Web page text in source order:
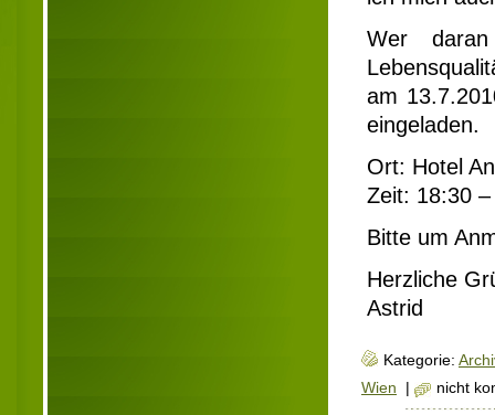
Wer
am
eingeladen.
Ort: Hotel
Zeit: 18:30
Bitte um
Herzliche
Astrid
Kategorie:
Wien
nicht